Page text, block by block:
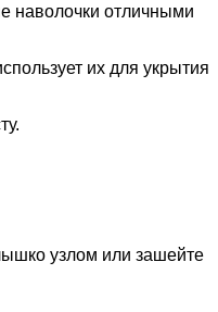
наволочки отличными
их для укрытия
узлом или зашейте